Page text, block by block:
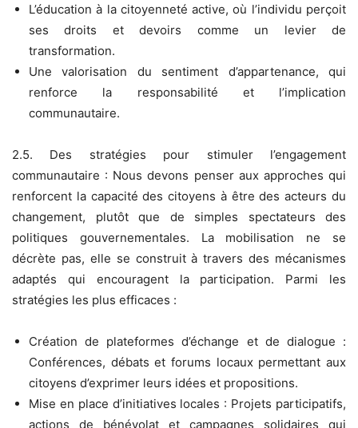
L’éducation à la citoyenneté active, où l’individu perçoit
ses droits et devoirs comme un levier de
transformation.
Une valorisation du sentiment d’appartenance, qui
renforce la responsabilité et l’implication
communautaire.
2.5. Des stratégies pour stimuler l’engagement
communautaire : Nous devons penser aux approches qui
renforcent la capacité des citoyens à être des acteurs du
changement, plutôt que de simples spectateurs des
politiques gouvernementales. La mobilisation ne se
décrète pas, elle se construit à travers des mécanismes
adaptés qui encouragent la participation. Parmi les
stratégies les plus efficaces :
Création de plateformes d’échange et de dialogue :
Conférences, débats et forums locaux permettant aux
citoyens d’exprimer leurs idées et propositions.
Mise en place d’initiatives locales : Projets participatifs,
actions de bénévolat et campagnes solidaires qui